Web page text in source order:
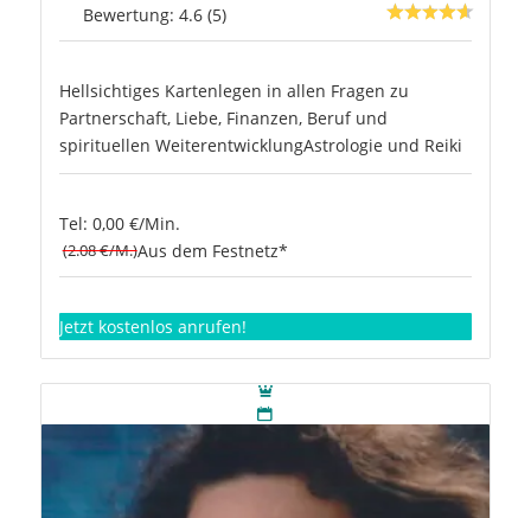
Bewertung: 4.6 (5)
Hellsichtiges Kartenlegen in allen Fragen zu
Partnerschaft, Liebe, Finanzen, Beruf und
spirituellen WeiterentwicklungAstrologie und Reiki
Tel: 0,00 €/Min.
(2.08 €/M.)Aus dem Festnetz*
Jetzt kostenlos anrufen!